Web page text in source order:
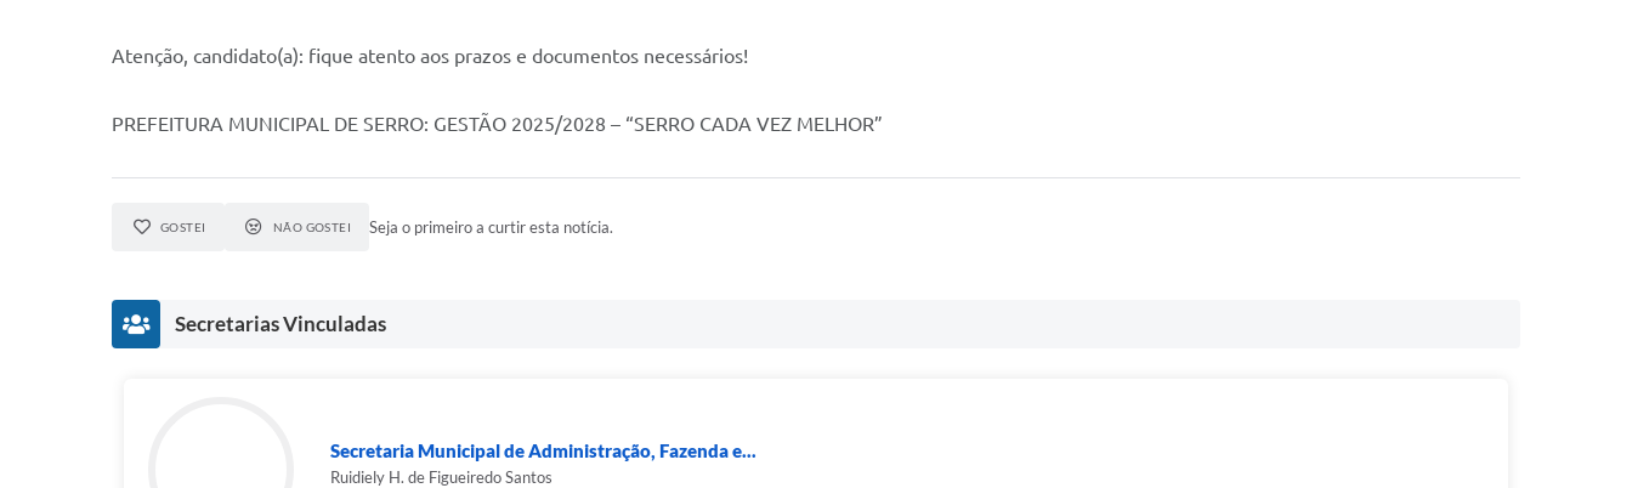
Atenção, candidato(a): fique atento aos prazos e documentos necessários! ​
PREFEITURA MUNICIPAL DE SERRO: GESTÃO 2025/2028 – “SERRO CADA VEZ MELHOR”
GOSTEI NÃO GOSTEI Seja o primeiro a curtir esta notícia.
Secretarias Vinculadas
Secretaria Municipal de Administração, Fazenda e...
Ruidiely H. de Figueiredo Santos